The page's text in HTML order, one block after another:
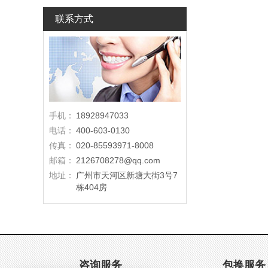
联系方式
手机：
18928947033
电话： 400-603-0130
传真： 020-85593971-8008
邮箱：
2126708278@qq.com
地址：
广州市天河区新塘大街3号7
栋404房
咨询服务 包换服务